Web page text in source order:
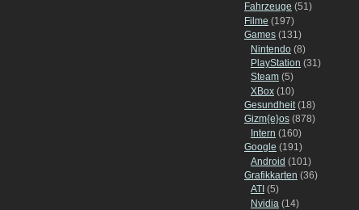
Fahrzeuge (51)
Filme (197)
Games (131)
Nintendo (8)
PlayStation (31)
Steam (5)
XBox (10)
Gesundheit(18)
Gizm{e}os (878)
Intern (160)
Google (191)
Android (101)
Grafikkarten (36)
ATI (5)
Nvidia (14)